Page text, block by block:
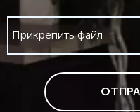
Прикрепить файл